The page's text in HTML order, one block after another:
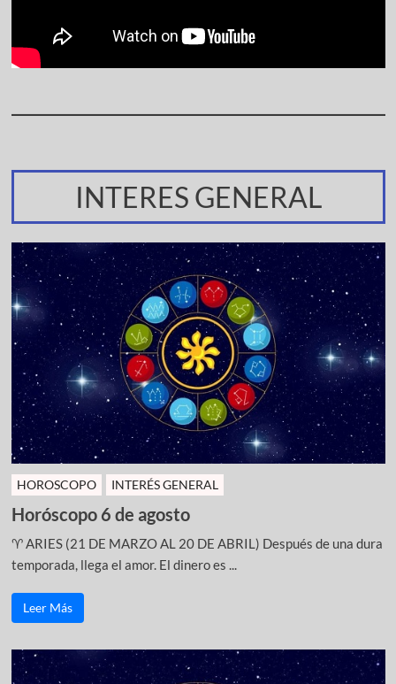
INTERES GENERAL
HOROSCOPO INTERÉS GENERAL
Horóscopo 6 de agosto
♈ ARIES (21 DE MARZO AL 20 DE ABRIL) Después de una dura
temporada, llega el amor. El dinero es ...
Leer Más